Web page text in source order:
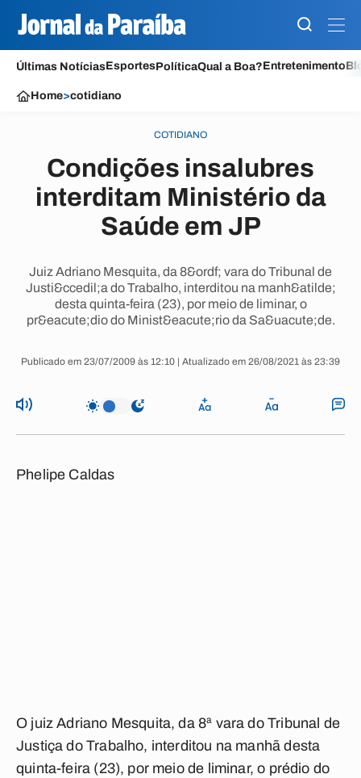
Últimas NotíciasEsportesPolíticaQual a Boa?Entretenimento
Home>cotidiano
COTIDIANO
Condições insalubres
interditam Ministério da
Saúde em JP
Juiz Adriano Mesquita, da 8&ordf; vara do Tribunal de
Justi&ccedil;a do Trabalho, interditou na manh&atilde;
desta quinta-feira (23), por meio de liminar, o
pr&eacute;dio do Minist&eacute;rio da Sa&uacute;de.
Publicado em 23/07/2009 às 12:10 | Atualizado em 26/08/2021 às 23:39
Phelipe Caldas
O juiz Adriano Mesquita, da 8ª vara do Tribunal de
Justiça do Trabalho, interditou na manhã desta
quinta-feira (23), por meio de liminar, o prédio do